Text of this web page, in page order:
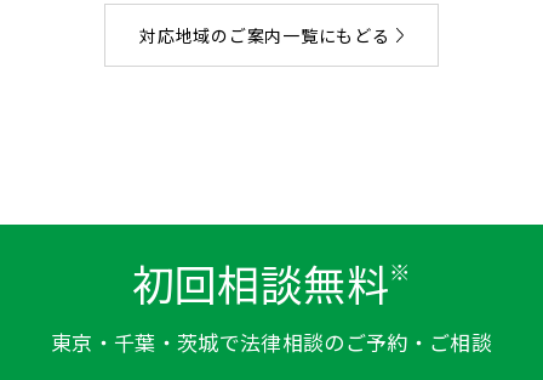
対応地域のご案内一覧にもどる
初回相談無料※
東京・千葉・茨城で法律相談のご予約・ご相談